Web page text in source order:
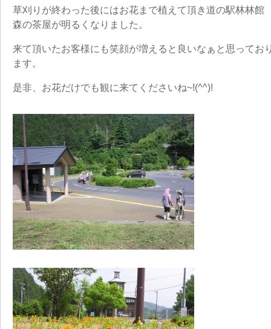
草刈りが終わった後にはお花まで植えて頂き道の駅林林
森の茶屋が明るくなりました。
来て頂いたお客様にも笑顔が増えると良いなぁと思ってお
ます。
是非、お花だけでも観に来てくださいね~!(^^)!